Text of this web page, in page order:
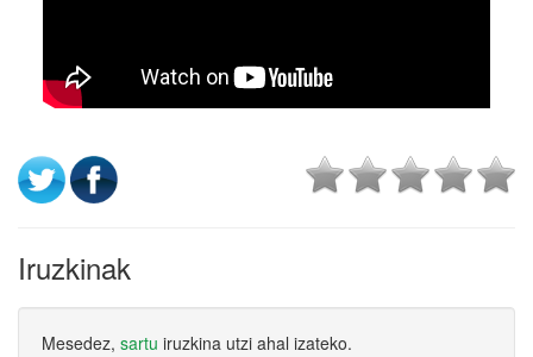
Iruzkinak
Mesedez, sartu iruzkina utzi ahal izateko.